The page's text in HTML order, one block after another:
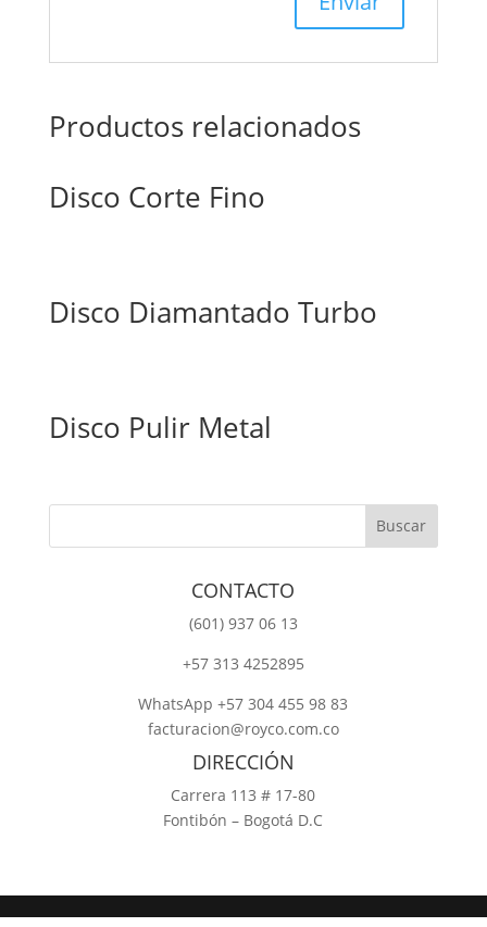
Productos relacionados
Disco Corte Fino
Disco Diamantado Turbo
Disco Pulir Metal
CONTACTO
‎(601) 937 06 13
‎+57 313 4252895
WhatsApp +57 304 455 98 83
facturacion@royco.com.co
DIRECCIÓN
Carrera 113 # 17-80
Fontibón – Bogotá D.C